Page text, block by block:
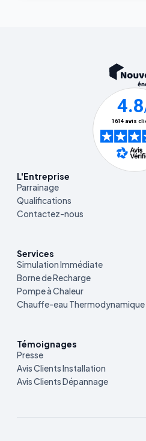
L'Entreprise
Parrainage
Qualifications
Contactez-nous
Services
Simulation Immédiate
Borne de Recharge
Pompe à Chaleur
Chauffe-eau Thermodynamique
Témoignages
Presse
Avis Clients Installation
Avis Clients Dépannage